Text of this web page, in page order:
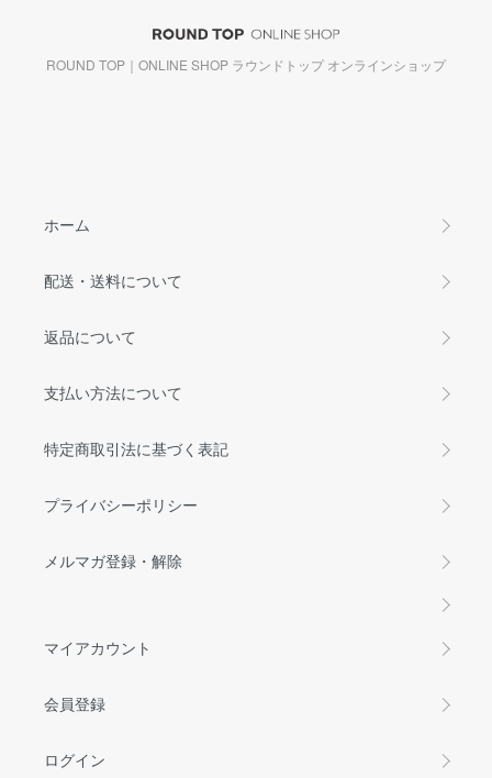
ROUND TOP｜ONLINE SHOP ラウンドトップ オンラインショップ
ホーム
配送・送料について
返品について
支払い方法について
特定商取引法に基づく表記
プライバシーポリシー
メルマガ登録・解除
マイアカウント
会員登録
ログイン